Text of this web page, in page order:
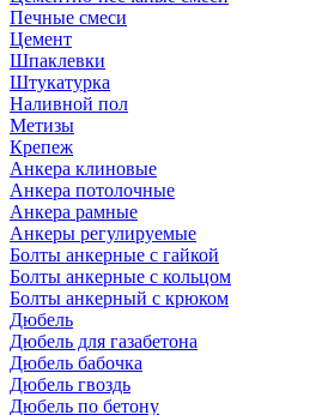
Печные смеси
Цемент
Шпаклевки
Штукатурка
Наливной пол
Метизы
Крепеж
Анкера клиновые
Анкера потолочные
Анкера рамные
Анкеры регулируемые
Болты анкерные с гайкой
Болты анкерные с кольцом
Болты анкерный с крюком
Дюбель
Дюбель для газабетона
Дюбель бабочка
Дюбель гвоздь
Дюбель по бетону